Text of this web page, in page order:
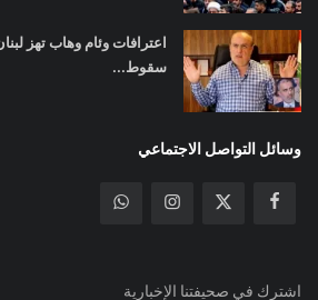
اعترافات وئام وهاب تهز
سقوط...
وسائل التواصل الاجتماعي
اشترك في صحيفتنا الإخبارية